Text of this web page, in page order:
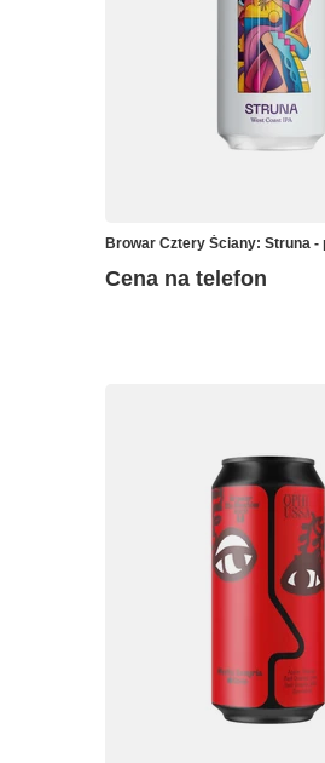
Browar Cztery Ściany: Struna -
Cena na telefon